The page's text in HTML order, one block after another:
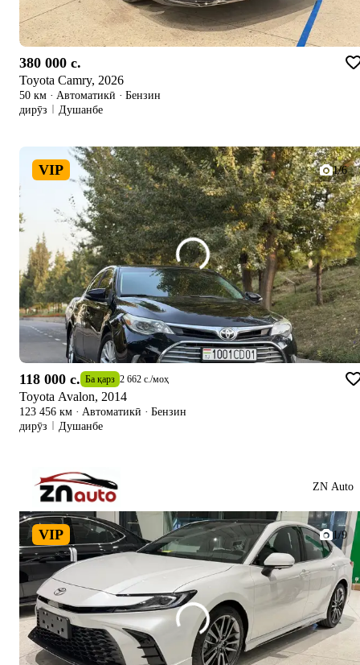
380 000 c.
Toyota Camry, 2026
50 км · Автоматикӣ · Бензин
дирӯз
Душанбе
VIP 1/6
118 000 c. Ба қарз 2 662 c. /моҳ
Toyota Avalon, 2014
123 456 км · Автоматикӣ · Бензин
дирӯз
Душанбе
ZN Auto
VIP 1/9